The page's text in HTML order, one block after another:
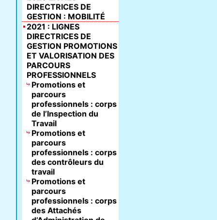
DIRECTRICES DE
GESTION : MOBILITÉ
2021 : LIGNES
DIRECTRICES DE
GESTION PROMOTIONS
ET VALORISATION DES
PARCOURS
PROFESSIONNELS
Promotions et
parcours
professionnels : corps
de l’Inspection du
Travail
Promotions et
parcours
professionnels : corps
des contrôleurs du
travail
Promotions et
parcours
professionnels : corps
des Attachés